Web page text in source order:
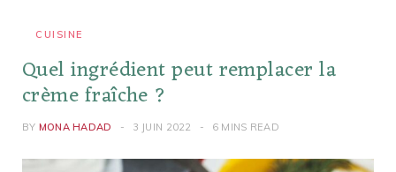
CUISINE
Quel ingrédient peut remplacer la
crème fraîche ?
BY MONA HADAD 3 JUIN 2022 6 MINS READ